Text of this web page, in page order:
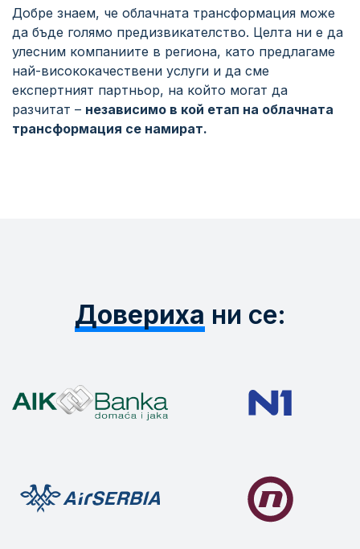
Добре знаем, че облачната трансформация може
да бъде голямо предизвикателство. Целта ни е да
улесним компаниите в региона, като предлагаме
най-висококачествени услуги и да сме
експертният партньор, на който могат да
разчитат – независимо в кой етап на облачната
трансформация се намират.
Довериха ни се: